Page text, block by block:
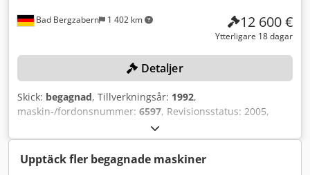
Bad Bergzabern 1 402 km 12 600 €
Ytterligare 18 dagar
Detaljer
Skick: begagnad, Tillverkningsår: 1992,
maskin-/fordonsnummer: 6597, Revisionsstatus: 2005,
låskraft: 320 ton, smält- och varmhållningsugn DOGUS
MACHINE EMHF-300/45, tillverkningsår: 2020,
uppvärmningseffekt: 45 kW, diameter: 1 320 mm, höjd: 1
500 mm, gjutautomation, sprutatomat WOLLIN LSC1,
Upptäck fler begagnade maskiner